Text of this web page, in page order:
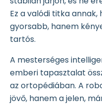
Ez a valódi titka
gyorsabb, hanem
tartós.
A mesterséges
emberi tapasztalat
az ortopédiában. A
jövő, hanem a jelen,